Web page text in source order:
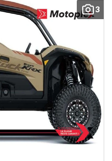
3